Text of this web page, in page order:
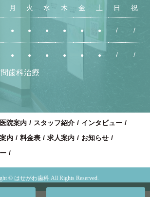
月 火 水 木 金 土 日 祝
● ● ● ● ● ● / /
● ● ● ● ● ● / /
歯科治療
医院案内 スタッフ紹介
インタビュー
内 料金表 求人案内
お知らせ
© はせがわ歯科 All Rights Reserved.